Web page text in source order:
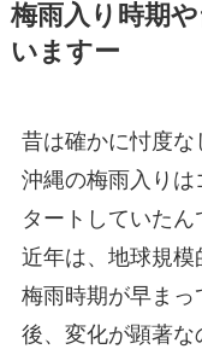
梅雨入り時期
いますー
昔は確かに忖度な
沖縄の梅雨入りは
タートしていたん
近年は、地球規
梅雨時期が早まっ
後、変化が顕著な